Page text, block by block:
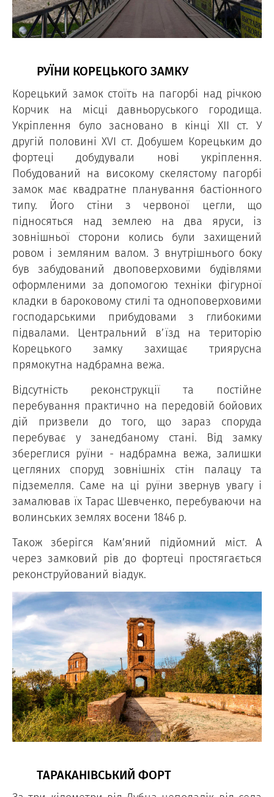
РУЇНИ КОРЕЦЬКОГО ЗАМКУ
Корецький замок стоїть на пагорбі над річкою
Корчик на місці давньоруського городища.
Укріплення було засновано в кінці XIІ ст. У
другій половині XVI ст. Добушем Корецьким до
фортеці добудували нові укріплення.
Побудований на високому скелястому пагорбі
замок має квадратне планування бастіонного
типу. Його стіни з червоної цегли, що
підносяться над землею на два яруси, із
зовнішньої сторони колись були захищений
ровом і земляним валом. З внутрішнього боку
був забудований двоповерховими будівлями
оформленими за допомогою техніки фігурної
кладки в бароковому стилі та одноповерховими
господарськими прибудовами з глибокими
підвалами. Центральний в’їзд на територію
Корецького замку захищає триярусна
прямокутна надбрамна вежа.
Відсутність реконструкції та постійне
перебування практично на передовій бойових
дій призвели до того, що зараз споруда
перебуває у занедбаному стані. Від замку
збереглися руїни - надбрамна вежа, залишки
цегляних споруд зовнішніх стін палацу та
підземелля. Саме на ці руїни звернув увагу і
замалював їх Тарас Шевченко, перебуваючи на
волинських землях восени 1846 р.
Також зберігся Кам’яний підйомний міст. А
через замковий рів до фортеці простягається
реконструйований віадук.
ТАРАКАНІВСЬКИЙ ФОРТ